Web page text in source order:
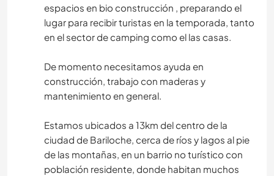
espacios en bio construcción , preparando el
lugar para recibir turistas en la temporada, tanto
en el sector de camping como el las casas.
De momento necesitamos ayuda en
construcción, trabajo con maderas y
mantenimiento en general.
Estamos ubicados a 13km del centro de la
ciudad de Bariloche, cerca de ríos y lagos al pie
de las montañas, en un barrio no turístico con
población residente, donde habitan muchos